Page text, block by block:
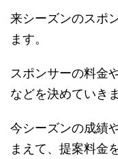
来シーズンのスポ
ます。
スポンサーの料金
などを決めていきま
今シーズンの成績
まえて、提案料金